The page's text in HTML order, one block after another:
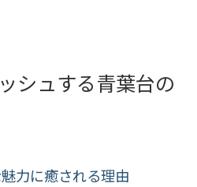
シュする青葉台の
力に癒される理由